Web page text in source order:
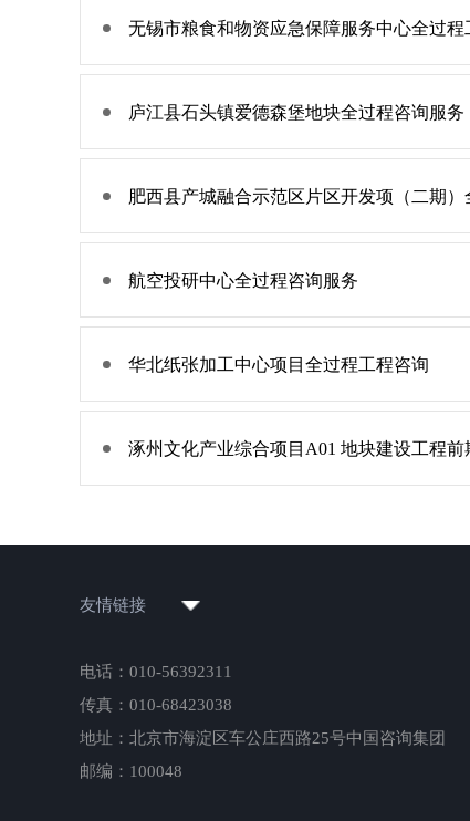
无锡市粮食和物资应急保障服务中心全过程
庐江县石头镇爱德森堡地块全过程咨询服务
肥西县产城融合示范区片区开发项（二期）
航空投研中心全过程咨询服务
华北纸张加工中心项目全过程工程咨询
涿州文化产业综合项目A01 地块建设工程前
友情链接
电话：010-56392311
传真：010-68423038
地址：北京市海淀区车公庄西路25号中国咨询集团
邮编：100048